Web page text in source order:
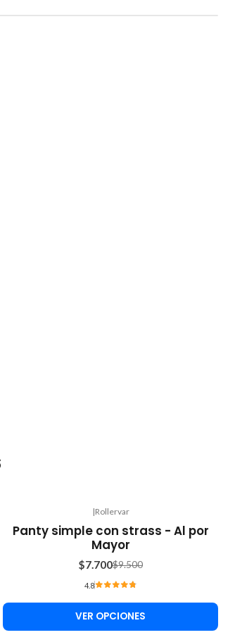
-19%
OFF
|Rollervar
Panty simple con strass - Al por
Mayor
$7.700$9.500
4.8
VER OPCIONES